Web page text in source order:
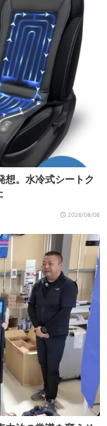
想。水冷式シートク
2026/08/06